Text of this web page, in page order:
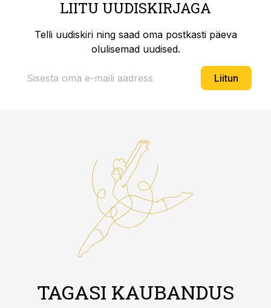
LIITU UUDISKIRJAGA
Telli uudiskiri ning saad oma postkasti päeva
olulisemad uudised.
Liitun
TAGASI KAUBANDUS